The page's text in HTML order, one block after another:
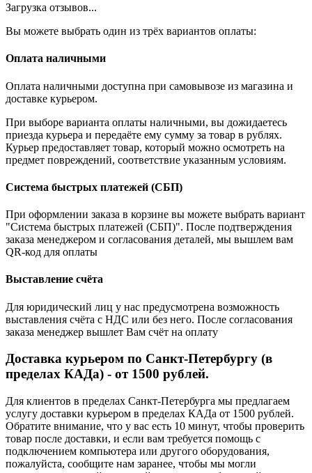
Загрузка отзывов...
Вы можете выбрать один из трёх вариантов оплаты:
Оплата наличными
Оплата наличными доступна при самовывозе из магазина и
доставке курьером.
При выборе варианта оплаты наличными, вы дожидаетесь
приезда курьера и передаёте ему сумму за товар в рублях.
Курьер предоставляет товар, который можно осмотреть на
предмет повреждений, соответствие указанным условиям.
Система быстрых платежей (СБП)
При оформлении заказа в корзине вы можете выбрать вариант
"Система быстрых платежей (СБП)". После подтверждения
заказа менеджером и согласования деталей, мы вышлем вам
QR-код для оплаты
Выставление счёта
Для юридический лиц у нас предусмотрена возможность
выставления счёта с НДС или без него. После согласования
заказа менеджер вышлет Вам счёт на оплату
Доставка курьером по Санкт-Петербургу (в
пределах КАДа) - от 1500 рублей.
Для клиентов в пределах Санкт-Петербурга мы предлагаем
услугу доставки курьером в пределах КАДа от 1500 рублей.
Обратите внимание, что у вас есть 10 минут, чтобы проверить
товар после доставки, и если вам требуется помощь с
подключением компьютера или другого оборудования,
пожалуйста, сообщите нам заранее, чтобы мы могли